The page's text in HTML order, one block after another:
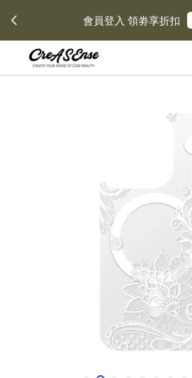
會員登入 領劵享折扣